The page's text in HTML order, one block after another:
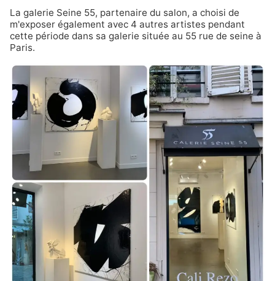
La galerie Seine 55, partenaire du salon, a choisi de
m'exposer également avec 4 autres artistes pendant
cette période dans sa galerie située au 55 rue de seine à
Paris.